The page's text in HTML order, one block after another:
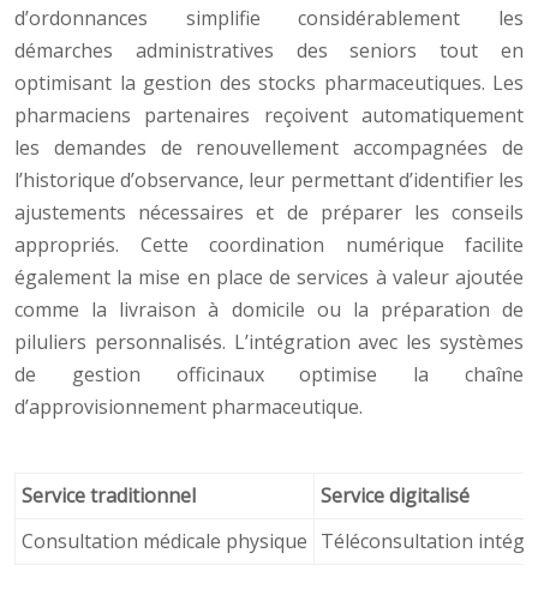
d’ordonnances simplifie considérablement les
démarches administratives des seniors tout en
optimisant la gestion des stocks pharmaceutiques. Les
pharmaciens partenaires reçoivent automatiquement
les demandes de renouvellement accompagnées de
l’historique d’observance, leur permettant d’identifier les
ajustements nécessaires et de préparer les conseils
appropriés. Cette coordination numérique facilite
également la mise en place de services à valeur ajoutée
comme la livraison à domicile ou la préparation de
piluliers personnalisés. L’intégration avec les systèmes
de gestion officinaux optimise la chaîne
d’approvisionnement pharmaceutique.
Service traditionnel
Service digitalisé
Consultation médicale physique Téléconsultation